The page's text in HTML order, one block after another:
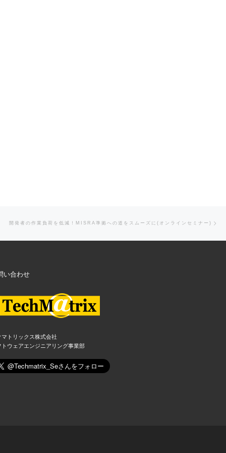
開発者の作業負荷を低減！MISRA準拠への道をスムーズに(オンラインセミナー)
い合わせ
マトリックス株式会社
トウェアエンジニアリング事業部